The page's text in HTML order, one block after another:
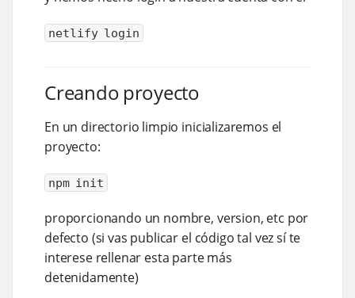
netlify login
Creando proyecto
En un directorio limpio inicializaremos el
proyecto:
npm init
proporcionando un nombre, version, etc por
defecto (si vas publicar el código tal vez sí te
interese rellenar esta parte más
detenidamente)